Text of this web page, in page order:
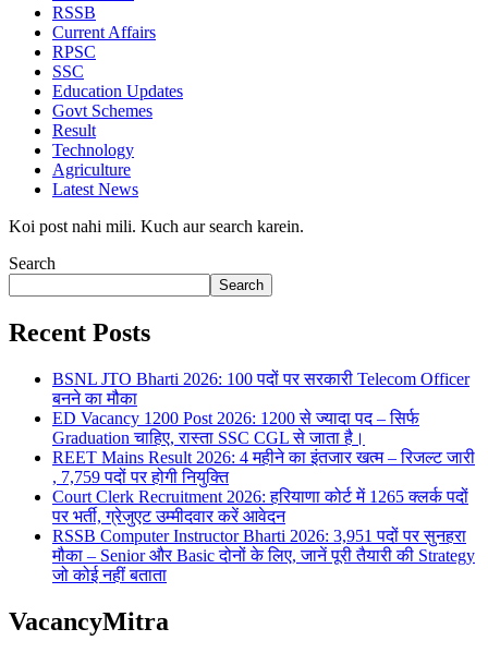
RSSB
Current Affairs
RPSC
SSC
Education Updates
Govt Schemes
Result
Technology
Agriculture
Latest News
Koi post nahi mili. Kuch aur search karein.
Search
Search
Recent Posts
BSNL JTO Bharti 2026: 100 पदों पर सरकारी Telecom Officer
बनने का मौका
ED Vacancy 1200 Post 2026: 1200 से ज्यादा पद – सिर्फ
Graduation चाहिए, रास्ता SSC CGL से जाता है।
REET Mains Result 2026: 4 महीने का इंतजार खत्म – रिजल्ट जारी
, 7,759 पदों पर होगी नियुक्ति
Court Clerk Recruitment 2026: हरियाणा कोर्ट में 1265 क्लर्क पदों
पर भर्ती, ग्रेजुएट उम्मीदवार करें आवेदन
RSSB Computer Instructor Bharti 2026: 3,951 पदों पर सुनहरा
मौका – Senior और Basic दोनों के लिए, जानें पूरी तैयारी की Strategy
जो कोई नहीं बताता
VacancyMitra